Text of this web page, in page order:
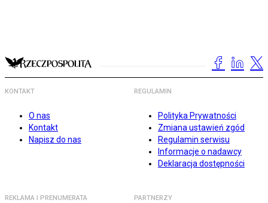
KONTAKT
O nas
Kontakt
Napisz do nas
REGULAMIN
Polityka Prywatności
Zmiana ustawień zgód
Regulamin serwisu
Informacje o nadawcy
Deklaracja dostępności
REKLAMA I PRENUMERATA PARTNERZY